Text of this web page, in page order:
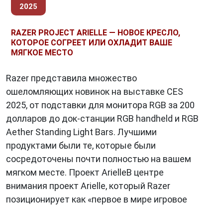
2025
RAZER PROJECT ARIELLE — НОВОЕ КРЕСЛО,
КОТОРОЕ СОГРЕЕТ ИЛИ ОХЛАДИТ ВАШЕ
МЯГКОЕ МЕСТО
Razer представила множество
ошеломляющих новинок на выставке CES
2025, от подставки для монитора RGB за 200
долларов до док-станции RGB handheld и RGB
Aether Standing Light Bars. Лучшими
продуктами были те, которые были
сосредоточены почти полностью на вашем
мягком месте. Проект ArielleВ центре
внимания проект Arielle, который Razer
позиционирует как «первое в мире игровое